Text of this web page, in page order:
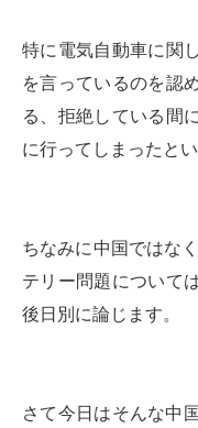
特に電気自動車に関
を言っているのを認
る、拒絶している間
に行ってしまったと
ちなみに中国ではな
テリー問題について
後日別に論じます。
さて今日はそんな中